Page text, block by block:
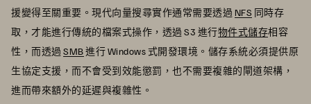
援變得至關重要。現代向量搜尋實作通常需要透過 NFS 同時存
取，才能進行傳統的檔案式操作，透過 S3 進行物件式儲存相容
性，而透過 SMB進行 Windows 式開發環境。儲存系統必須提供原
生協定支援，而不會受到效能懲罰，也不需要複雜的閘道架構，
進而帶來額外的延遲與複雜性。